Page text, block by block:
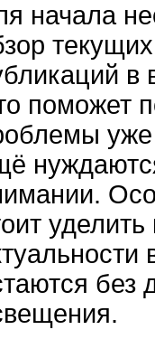
начала
в
поможет
без